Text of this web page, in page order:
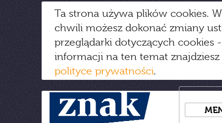
Ta strona używa plików cookies.
chwili możesz dokonać zmiany
przeglądarki dotyczących cookies
informacji na ten temat
polityce prywatności.